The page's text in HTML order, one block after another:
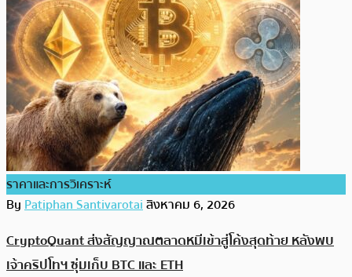
ราคาและการวิเคราะห์
ByPatiphan Santivarotaiสิงหาคม 6, 2026
CryptoQuant ส่งสัญญาณตลาดหมีเข้าสู่โค้งสุดท้าย หลังพบ
เจ้าคริปโทฯ ซุ่มเก็บ BTC และ ETH